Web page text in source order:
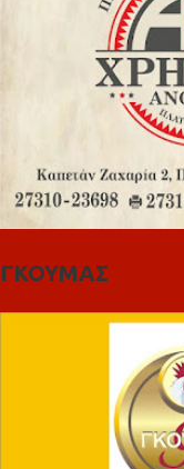
ΓΚΟΥΜΑΣ